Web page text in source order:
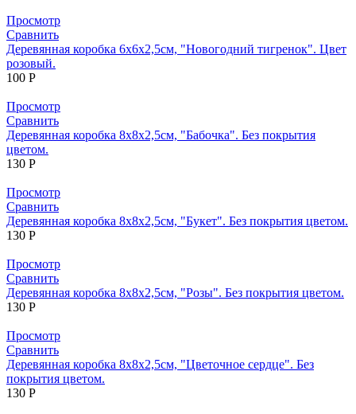
Просмотр
Сравнить
Деревянная коробка 6х6х2,5см, "Новогодний тигренок". Цвет
розовый.
100 Р
Просмотр
Сравнить
Деревянная коробка 8х8х2,5см, "Бабочка". Без покрытия
цветом.
130 Р
Просмотр
Сравнить
Деревянная коробка 8х8х2,5см, "Букет". Без покрытия цветом.
130 Р
Просмотр
Сравнить
Деревянная коробка 8х8х2,5см, "Розы". Без покрытия цветом.
130 Р
Просмотр
Сравнить
Деревянная коробка 8х8х2,5см, "Цветочное сердце". Без
покрытия цветом.
130 Р